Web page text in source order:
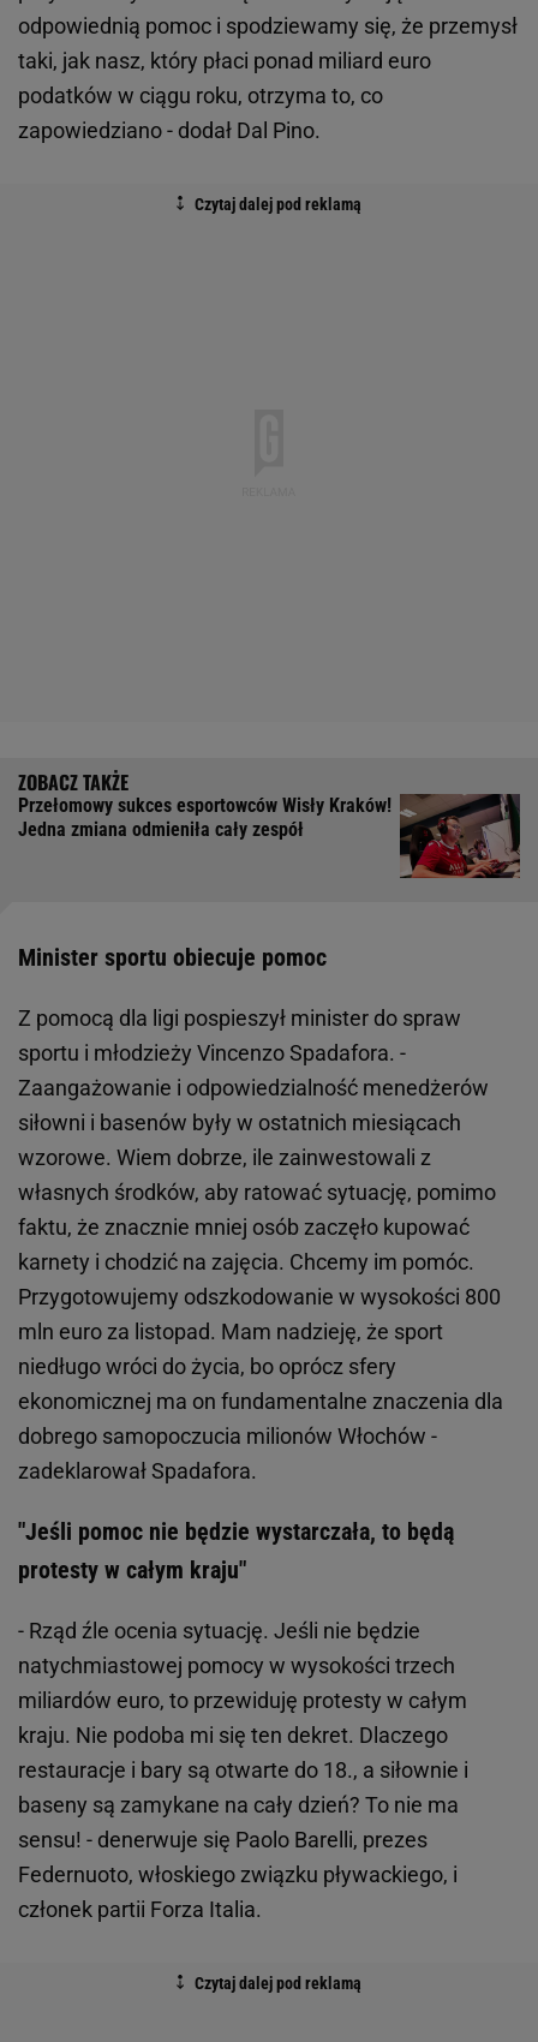
odpowiednią pomoc i spodziewamy się, że przemysł
taki, jak nasz, który płaci ponad miliard euro
podatków w ciągu roku, otrzyma to, co
zapowiedziano - dodał Dal Pino.
Przełomowy sukces esportowców Wisły Kraków!
Jedna zmiana odmieniła cały zespół
Minister sportu obiecuje pomoc
Z pomocą dla ligi pospieszył minister do spraw
sportu i młodzieży Vincenzo Spadafora. -
Zaangażowanie i odpowiedzialność menedżerów
siłowni i basenów były w ostatnich miesiącach
wzorowe. Wiem dobrze, ile zainwestowali z
własnych środków, aby ratować sytuację, pomimo
faktu, że znacznie mniej osób zaczęło kupować
karnety i chodzić na zajęcia. Chcemy im pomóc.
Przygotowujemy odszkodowanie w wysokości 800
mln euro za listopad. Mam nadzieję, że sport
niedługo wróci do życia, bo oprócz sfery
ekonomicznej ma on fundamentalne znaczenia dla
dobrego samopoczucia milionów Włochów -
zadeklarował Spadafora.
"Jeśli pomoc nie będzie wystarczała, to będą
protesty w całym kraju"
- Rząd źle ocenia sytuację. Jeśli nie będzie
natychmiastowej pomocy w wysokości trzech
miliardów euro, to przewiduję protesty w całym
kraju. Nie podoba mi się ten dekret. Dlaczego
restauracje i bary są otwarte do 18., a siłownie i
baseny są zamykane na cały dzień? To nie ma
sensu! - denerwuje się Paolo Barelli, prezes
Federnuoto, włoskiego związku pływackiego, i
członek partii Forza Italia.